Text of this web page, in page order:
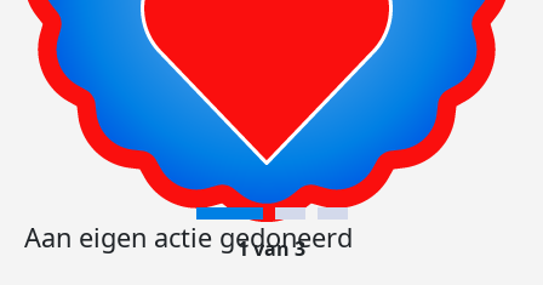
Aan eigen actie gedoneerd
1 van 3